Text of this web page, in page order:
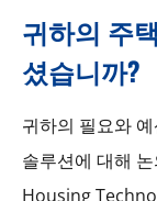
귀하의 주
셨습니까?
귀하의 필요와
솔루션에 대해
Housing